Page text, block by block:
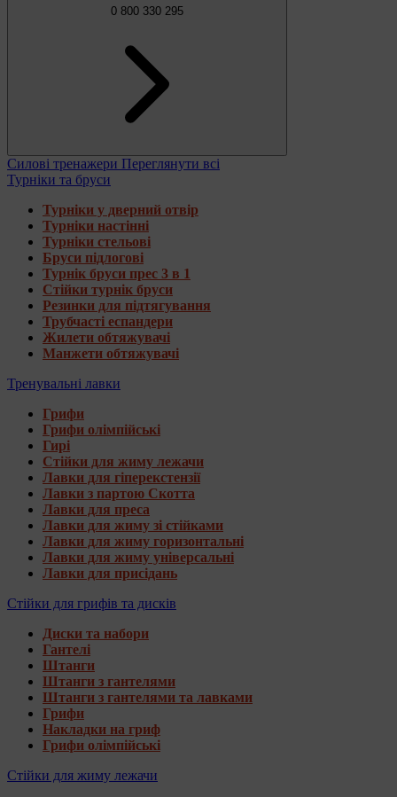
0 800 330 295
Силові тренажери Переглянути всі
Турніки та бруси
Турніки у дверний отвір
Турніки настінні
Турніки стельові
Бруси підлогові
Турнік бруси прес 3 в 1
Стійки турнік бруси
Резинки для підтягування
Трубчасті еспандери
Жилети обтяжувачі
Манжети обтяжувачі
Тренувальні лавки
Грифи
Грифи олімпійські
Гирі
Стійки для жиму лежачи
Лавки для гіперекстензії
Лавки з партою Скотта
Лавки для преса
Лавки для жиму зі стійками
Лавки для жиму горизонтальні
Лавки для жиму універсальні
Лавки для присідань
Стійки для грифів та дисків
Диски та набори
Гантелі
Штанги
Штанги з гантелями
Штанги з гантелями та лавками
Грифи
Накладки на гриф
Грифи олімпійські
Стійки для жиму лежачи